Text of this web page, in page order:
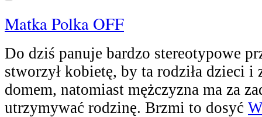
Matka Polka OFF
Do dziś panuje bardzo stereotypowe
stworzył kobietę, by ta rodziła dzieci i
domem, natomiast mężczyzna ma za
utrzymywać rodzinę. Brzmi to dosyć